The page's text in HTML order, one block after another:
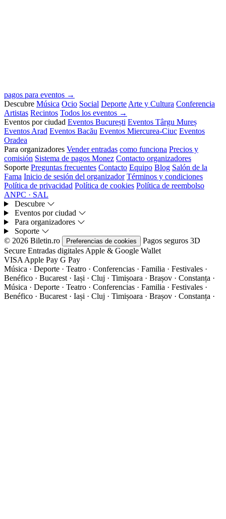
pagos para eventos →
Descubre Música Ocio Social Deporte Arte y Cultura Conferencia
Artistas Recintos Todos los eventos →
Eventos por ciudad Eventos București Eventos Târgu Mureș
Eventos Arad Eventos Bacău Eventos Miercurea-Ciuc Eventos
Oradea
Para organizadores Vender entradas como funciona Precios y
comisión Sistema de pagos Monez Contacto organizadores
Soporte Preguntas frecuentes Contacto Equipo Blog Salón de la
Fama Inicio de sesión del organizador Términos y condiciones
Política de privacidad Política de cookies Política de reembolso
ANPC · SAL
Descubre
Eventos por ciudad
Para organizadores
Soporte
© 2026 Biletin.ro
Preferencias de cookies Pagos seguros 3D
Secure Entradas digitales Apple & Google Wallet
VISA Apple Pay G Pay
Música · Deporte · Teatro · Conferencias · Familia · Festivales ·
Benéfico · Bucarest · Iași · Cluj · Timișoara · Brașov · Constanța ·
Música · Deporte · Teatro · Conferencias · Familia · Festivales ·
Benéfico · Bucarest · Iași · Cluj · Timișoara · Brașov · Constanța ·